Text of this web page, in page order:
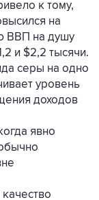
к тому,
на
ВВП на душу
и $2,2 тысячи.
серы на одно
уровень
доходов
явно